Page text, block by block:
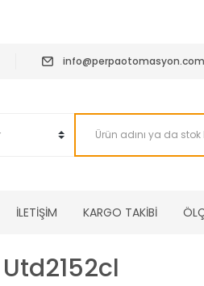
info@perpaotomasyon.com
İLETİŞİM KARGO TAKİBİ